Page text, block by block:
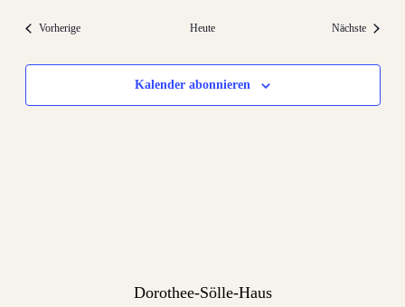
VorherigeVeranstaltungen Heute Nächste
Kalender abonnieren
Dorothee-Sölle-Haus